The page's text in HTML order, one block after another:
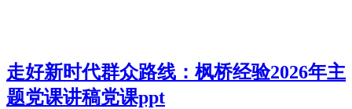
走好新时代群众路线：枫桥经验2026年主
题党课讲稿党课ppt